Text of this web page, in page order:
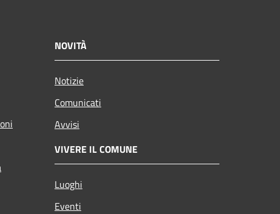
NOVITÀ
Notizie
Comunicati
Avvisi
VIVERE IL COMUNE
Luoghi
Eventi